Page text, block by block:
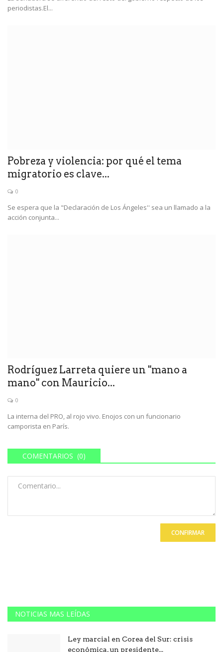
periodistas.El...
Pobreza y violencia: por qué el tema
migratorio es clave...
0
Se espera que la "Declaración de Los Ángeles'' sea un llamado a la
acción conjunta...
Rodríguez Larreta quiere un "mano a
mano" con Mauricio...
0
La interna del PRO, al rojo vivo. Enojos con un funcionario
camporista en París.
COMENTARIOS (0)
CONFIRMAR
NOTICIAS MAS LEÍDAS
Ley marcial en Corea del Sur: crisis
económica, un presidente...